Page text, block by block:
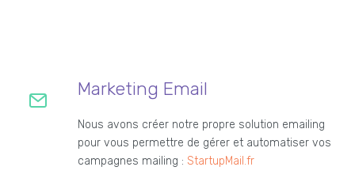
Marketing Email
Nous avons créer notre propre solution emailing
pour vous permettre de gérer et automatiser vos
campagnes mailing : StartupMail.fr